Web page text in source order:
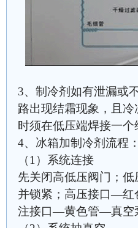
3、制冷剂如有泄漏或
路出现结霜现象，且
时须在低压端焊接一
4、冰箱加制冷剂流程：
（1）系统连接
先关闭高低压阀门；
并锁紧；高压接口—
注接口—黄色管—真空